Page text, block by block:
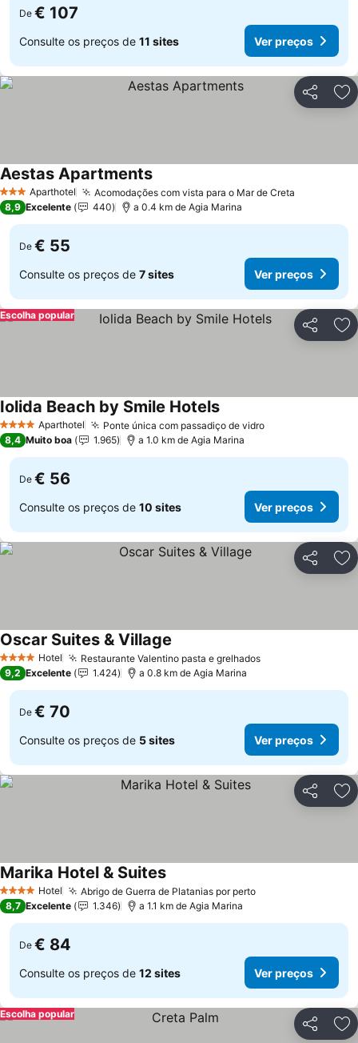
De € 107
Consulte os preços de 11 sites Ver preços
Partilhar
3 EstrelasAparthotel Acomodações com vista para o Mar de Creta
Aestas Apartments
8,9 Excelente 440 a 0.4 km de Agia Marina
De € 55
Consulte os preços de 7 sites Ver preços
Partilhar
Escolha popular
4 EstrelasAparthotel Ponte única com passadiço de vidro
Iolida Beach by Smile Hotels
8,4 Muito boa 1.965 a 1.0 km de Agia Marina
De € 56
Consulte os preços de 10 sites Ver preços
Partilhar
4 EstrelasHotel Restaurante Valentino pasta e grelhados
Oscar Suites & Village
9,2 Excelente 1.424 a 0.8 km de Agia Marina
De € 70
Consulte os preços de 5 sites Ver preços
Partilhar
4 EstrelasHotel Abrigo de Guerra de Platanias por perto
Marika Hotel & Suites
8,7 Excelente 1.346 a 1.1 km de Agia Marina
De € 84
Consulte os preços de 12 sites Ver preços
Partilhar
Escolha popular